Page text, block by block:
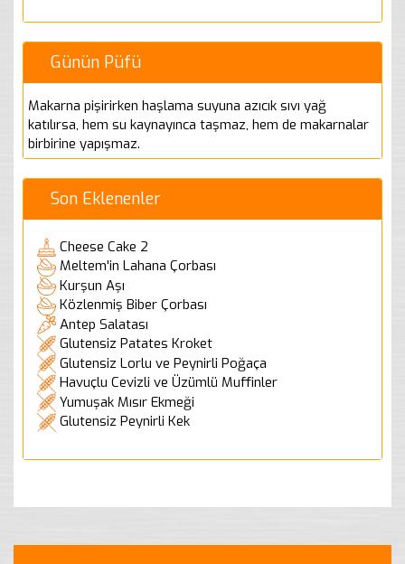
Günün Püfü
Makarna pişirirken haşlama suyuna azıcık sıvı yağ
katılırsa, hem su kaynayınca taşmaz, hem de makarnalar
birbirine yapışmaz.
Son Eklenenler
Cheese Cake 2
Meltem'in Lahana Çorbası
Kurşun Aşı
Közlenmiş Biber Çorbası
Antep Salatası
Glutensiz Patates Kroket
Glutensiz Lorlu ve Peynirli Poğaça
Havuçlu Cevizli ve Üzümlü Muffinler
Yumuşak Mısır Ekmeği
Glutensiz Peynirli Kek